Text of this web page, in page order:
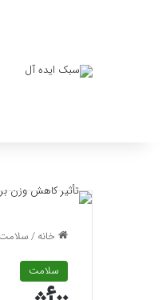
خانه/سلامت
سلامت